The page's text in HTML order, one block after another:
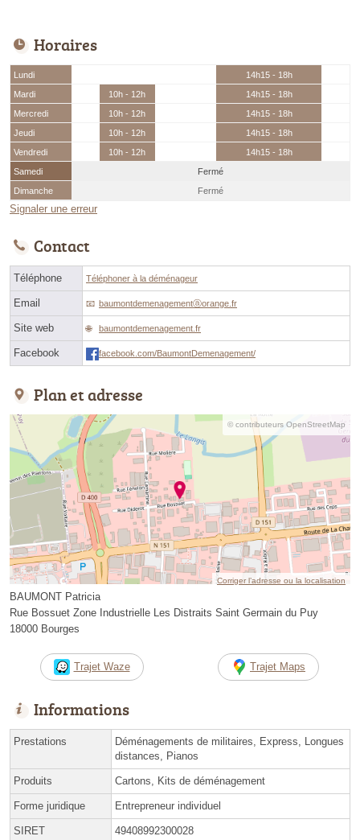
Horaires
Lundi
14h15 - 18h
Mardi
10h - 12h
14h15 - 18h
Mercredi
10h - 12h
14h15 - 18h
Jeudi
10h - 12h
14h15 - 18h
Vendredi
10h - 12h
14h15 - 18h
Samedi
Fermé
Dimanche
Fermé
Signaler une erreur
Contact
Téléphone Téléphoner à la déménageur
Email baumontdemenagementⓐorange.fr
Site web baumontdemenagement.fr
Facebook facebook.com/BaumontDemenagement/
Plan et adresse
© contributeurs OpenStreetMap
Corriger l’adresse ou la localisation
BAUMONT Patricia
Rue Bossuet Zone Industrielle Les Distraits Saint Germain du Puy
18000 Bourges
Trajet Waze Trajet Maps
Informations
Prestations
Déménagements de militaires, Express, Longues
distances, Pianos
Produits Cartons, Kits de déménagement
Forme juridique Entrepreneur individuel
SIRET 49408992300028